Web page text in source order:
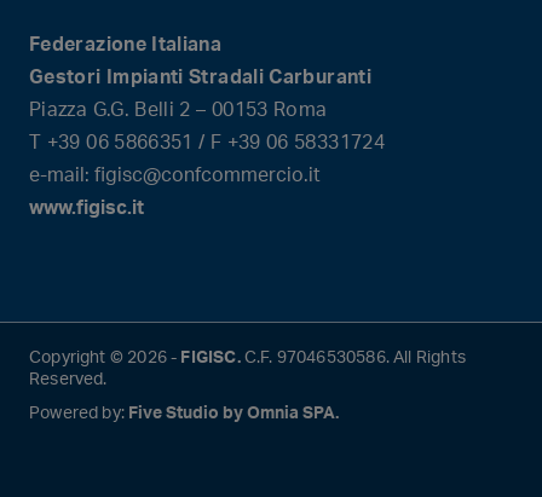
Federazione Italiana
Gestori Impianti Stradali Carburanti
Piazza G.G. Belli 2 – 00153 Roma
T +39 06 5866351 / F +39 06 58331724
e-mail: figisc@confcommercio.it
www.figisc.it
Copyright © 2026 - FIGISC.C.F. 97046530586. All Rights
Reserved.
Powered by: Five Studio by Omnia SPA.